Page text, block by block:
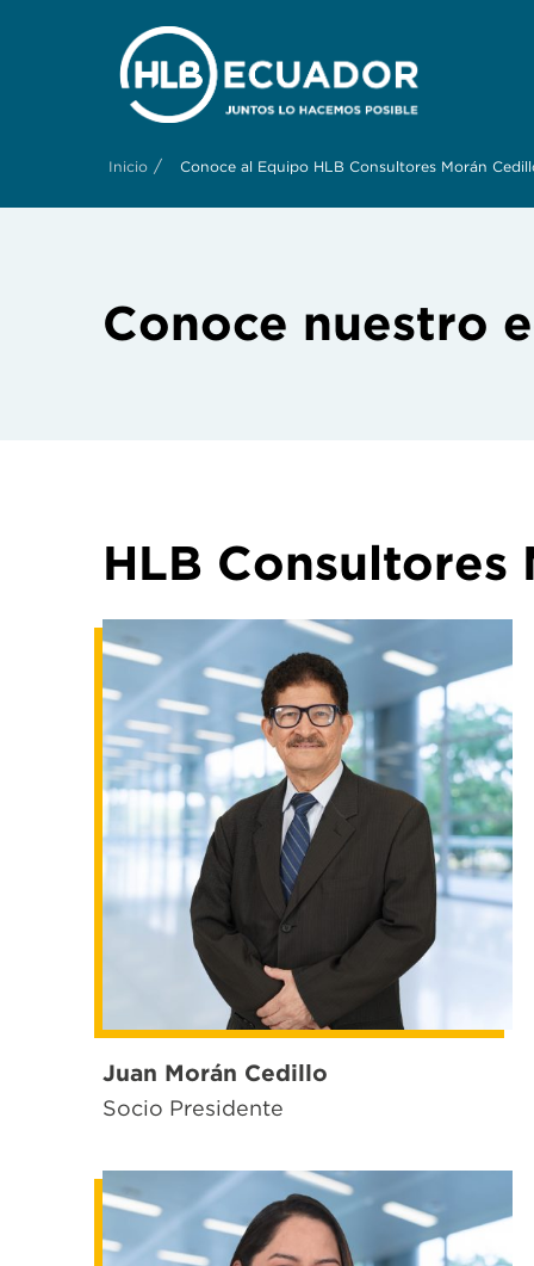
Inicio / Conoce al Equipo HLB Consultores Morán
Conoce nuestro
HLB Consultores
Juan Morán Cedillo
Socio Presidente